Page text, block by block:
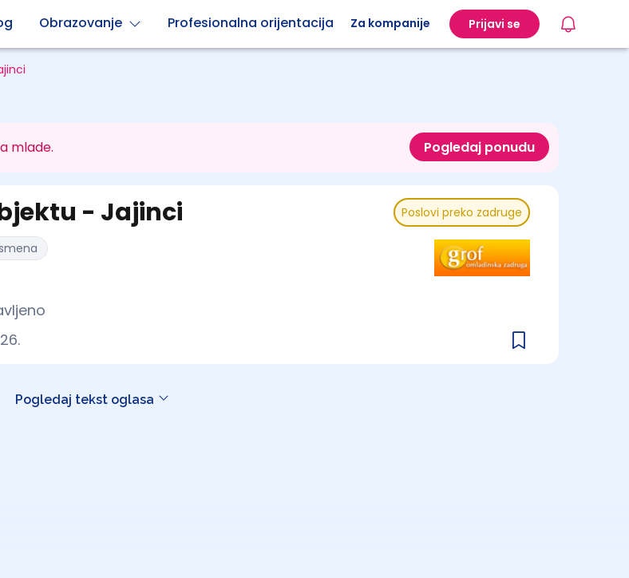
Obrazovanje Profesionalna orijentacija Za kompanije Prijavi se
mlade. Pogledaj ponudu
Poslovi preko zadruge
- Jajinci
Pogledaj tekst oglasa